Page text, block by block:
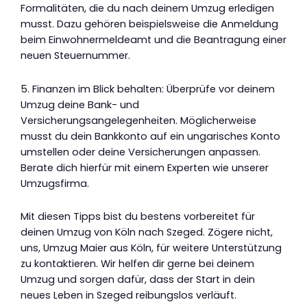
Formalitäten, die du nach deinem Umzug erledigen
musst. Dazu gehören beispielsweise die Anmeldung
beim Einwohnermeldeamt und die Beantragung einer
neuen Steuernummer.
5. Finanzen im Blick behalten: Überprüfe vor deinem
Umzug deine Bank- und
Versicherungsangelegenheiten. Möglicherweise
musst du dein Bankkonto auf ein ungarisches Konto
umstellen oder deine Versicherungen anpassen.
Berate dich hierfür mit einem Experten wie unserer
Umzugsfirma.
Mit diesen Tipps bist du bestens vorbereitet für
deinen Umzug von Köln nach Szeged. Zögere nicht,
uns, Umzug Maier aus Köln, für weitere Unterstützung
zu kontaktieren. Wir helfen dir gerne bei deinem
Umzug und sorgen dafür, dass der Start in dein
neues Leben in Szeged reibungslos verläuft.